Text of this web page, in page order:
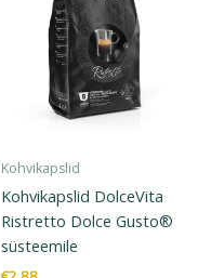
Kohvikapslid
Kohvikapslid DolceVita
Ristretto Dolce Gusto®
süsteemile